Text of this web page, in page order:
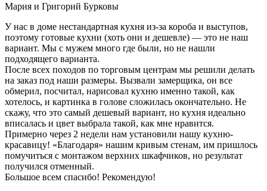
Мария и Григорий Бурковы
У нас в доме нестандартная кухня из-за короба и выступов,
поэтому готовые кухни (хоть они и дешевле) — это не наш
вариант. Мы с мужем много где были, но не нашли
подходящего варианта.
После всех походов по торговым центрам мы решили делать
на заказ под наши размеры. Вызвали замерщика, он все
обмерил, посчитал, нарисовал кухню именно такой, как
хотелось, и картинка в голове сложилась окончательно. Не
скажу, что это самый дешевый вариант, но кухня идеально
вписалась и цвет выбрала такой, как мне нравится.
Примерно через 2 недели нам установили нашу кухню-
красавицу! «Благодаря» нашим кривым стенам, им пришлось
помучиться с монтажом верхних шкафчиков, но результат
получился отменный.
Большое всем спасибо! Рекомендую!